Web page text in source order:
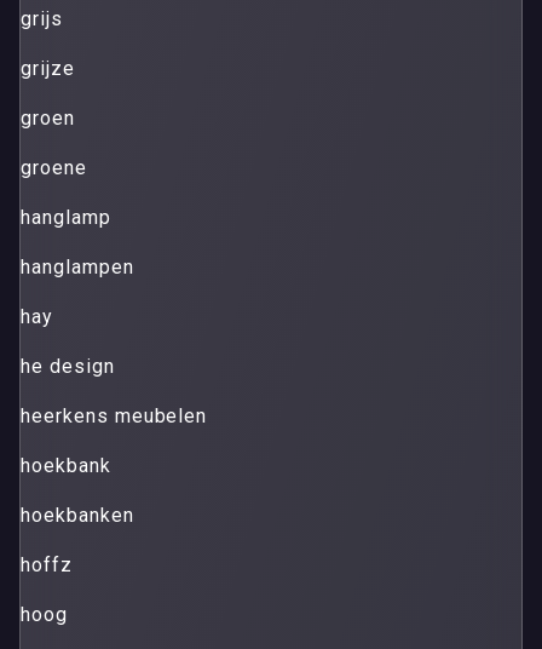
grijs
grijze
groen
groene
hanglamp
hanglampen
hay
he design
heerkens meubelen
hoekbank
hoekbanken
hoffz
hoog